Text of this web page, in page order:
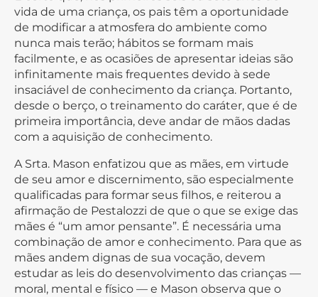
vida de uma criança, os pais têm a oportunidade
de modificar a atmosfera do ambiente como
nunca mais terão; hábitos se formam mais
facilmente, e as ocasiões de apresentar ideias são
infinitamente mais frequentes devido à sede
insaciável de conhecimento da criança. Portanto,
desde o berço, o treinamento do caráter, que é de
primeira importância, deve andar de mãos dadas
com a aquisição de conhecimento.
A Srta. Mason enfatizou que as mães, em virtude
de seu amor e discernimento, são especialmente
qualificadas para formar seus filhos, e reiterou a
afirmação de Pestalozzi de que o que se exige das
mães é “um amor pensante”. É necessária uma
combinação de amor e conhecimento. Para que as
mães andem dignas de sua vocação, devem
estudar as leis do desenvolvimento das crianças —
moral, mental e físico — e Mason observa que o